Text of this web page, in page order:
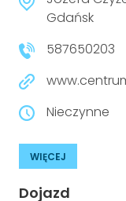
Prawo
Prawa osób z
Aktualności
Urządzenia IoT
Gdańsk
587650203
Nieczynne
WIĘCEJ
Dojazd